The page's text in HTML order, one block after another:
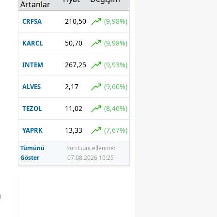
yolda iddiası
Artanlar
CRFSA 210,50 (9,98%)
KARCL 50,70 (9,98%)
INTEM 267,25 (9,93%)
ALVES 2,17 (9,60%)
TEZOL 11,02 (8,46%)
YAPRK 13,33 (7,67%)
Tümünü
Göster
Son Güncellenme:
07.08.2026 10:25